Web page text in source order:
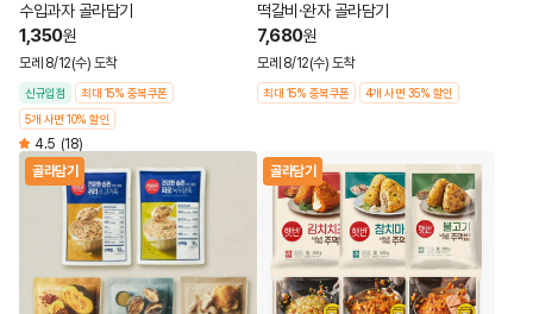
수입과자 골라담기
1,350원
모레 8/12(수) 도착
신규입점
최대 15% 중복쿠폰
5개 사면 10% 할인
4.5 (18)
떡갈비·완자 골라담기
7,680원
모레 8/12(수) 도착
최대 15% 중복쿠폰 4개 사면 35% 할인
골라담기 골라담기